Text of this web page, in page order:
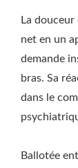
La
net en un
demande
bras. Sa
dans le
Ballotée